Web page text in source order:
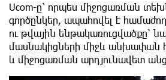
Ucom-ը՝ որպես միջոցառման
գործընկեր, ապահովել է
ու թվային ենթակառուցվածքը՝
մասնակիցների միջև անխափան
և միջոցառման արդյունավետ